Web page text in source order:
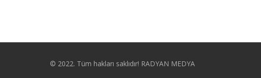
© 2022. Tüm hakları saklıdır! RADYAN MEDYA